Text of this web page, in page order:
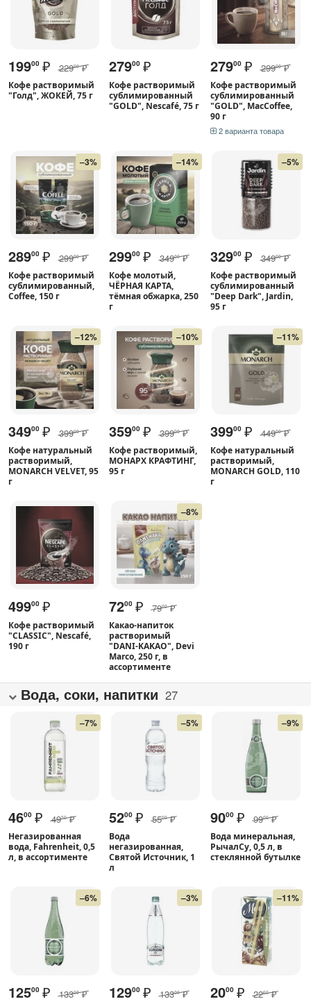
19900 ₽ 22900 ₽
Кофе растворимый
"Голд", ЖОКЕЙ, 75 г
27900 ₽
Кофе растворимый
сублимированный
"GOLD", Nescafé, 75 г
27900 ₽ 29900 ₽
Кофе растворимый
сублимированный
"GOLD", MacCoffee,
90 г
2 варианта товара
–3%
28900 ₽ 29900 ₽
Кофе растворимый
сублимированный,
Coffee, 150 г
–14%
29900 ₽ 34900 ₽
Кофе молотый,
ЧЁРНАЯ КАРТА,
тёмная обжарка, 250
г
–5%
32900 ₽ 34900 ₽
Кофе растворимый
сублимированный
"Deep Dark", Jardin,
95 г
–12%
34900 ₽ 39900 ₽
Кофе натуральный
растворимый,
MONARCH VELVET, 95
г
–10%
35900 ₽ 39900 ₽
Кофе растворимый,
МОНАРХ КРАФТИНГ,
95 г
–11%
39900 ₽ 44900 ₽
Кофе натуральный
растворимый,
MONARCH GOLD, 110
г
49900 ₽
Кофе растворимый
"CLASSIC", Nescafé,
190 г
–8%
7200 ₽ 7900 ₽
Какао-напиток
растворимый
"DANI-KAKAO", Devi
Marco, 250 г, в
ассортименте
Вода, соки, напитки 27
–7%
4600 ₽ 4950 ₽
Негазированная
вода, Fahrenheit, 0,5
л, в ассортименте
–5%
5200 ₽ 5500 ₽
Вода
негазированная,
Святой Источник, 1
л
–9%
9000 ₽ 9900 ₽
Вода минеральная,
РычалСу, 0,5 л, в
стеклянной бутылке
–6%
12500 ₽ 13300 ₽
–3%
12900 ₽ 13300 ₽
–11%
2000 ₽ 2260 ₽